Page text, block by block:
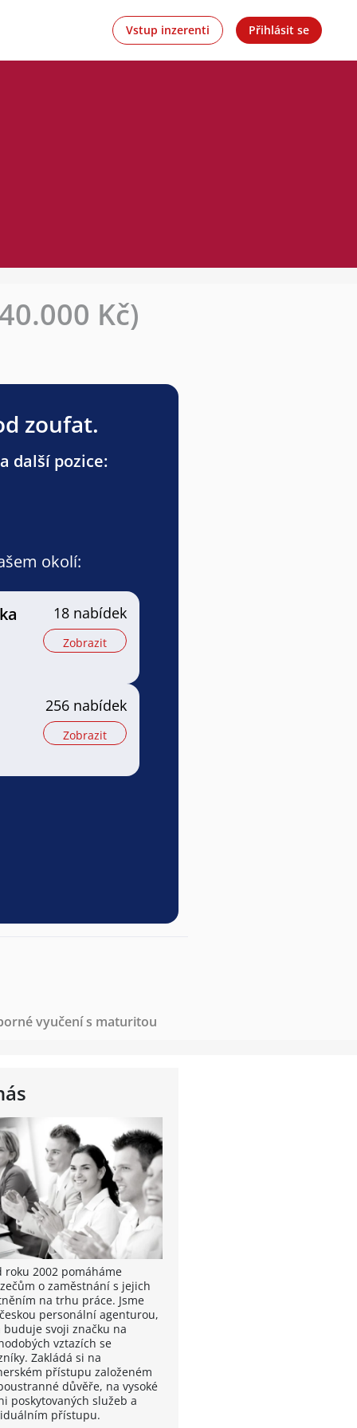
Vstup inzerenti Přihlásit se
Kč)
zoufat.
další pozice:
okolí:
18 nabídek
Zobrazit
256 nabídek
Zobrazit
vyučení s maturitou
roku 2002 pomáháme
o zaměstnání s jejich
na trhu práce. Jsme
personální agenturou,
buduje svoji značku na
vztazích se
Zakládá si na
přístupu založeném
důvěře, na vysoké
poskytovaných služeb a
přístupu.